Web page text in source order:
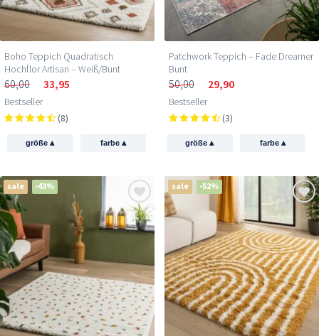
Boho Teppich Quadratisch
Hochflor Artisan – Weiß/Bunt
60,00 33,95
Bestseller
(8)
größe▴ farbe ▴
Patchwork Teppich – Fade Dreamer
Bunt
50,00 29,90
Bestseller
(3)
größe▴ farbe ▴
sale -43% sale -52%